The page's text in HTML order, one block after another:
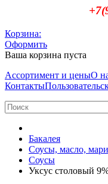
Корзина:
Оформить
Ваша корзина пуста
Ассортимент и ценыО
Контакты
Бакалея
Соусы, масло,
Соусы
Уксус столовый